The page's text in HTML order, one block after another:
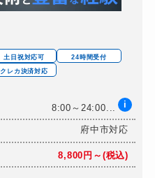
土日祝対応可
24時間受付
クレカ決済対応
8:00～24:00... i
府中市対応
8,800円～(税込)